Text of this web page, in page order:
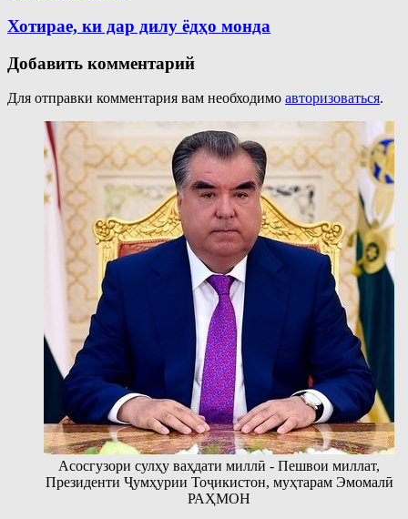
Хотирае, ки дар дилу ёдҳо монда
Добавить комментарий
Для отправки комментария вам необходимо авторизоваться.
Асосгузори сулҳу ваҳдати миллӣ - Пешвои миллат,
Президенти Ҷумҳурии Тоҷикистон, муҳтарам Эмомалӣ
РАҲМОН